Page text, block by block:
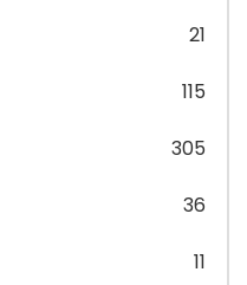
21
115
305
36
11